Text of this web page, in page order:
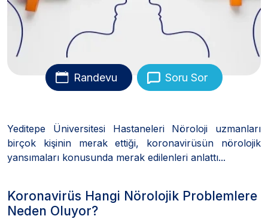
Randevu Soru Sor
Yeditepe Üniversitesi Hastaneleri Nöroloji uzmanları
birçok kişinin merak ettiği, koronavirüsün nörolojik
yansımaları konusunda merak edilenleri anlattı...
Koronavirüs Hangi Nörolojik Problemlere
Neden Oluyor?